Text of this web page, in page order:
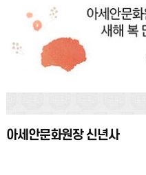
아세안문화원장 신년사